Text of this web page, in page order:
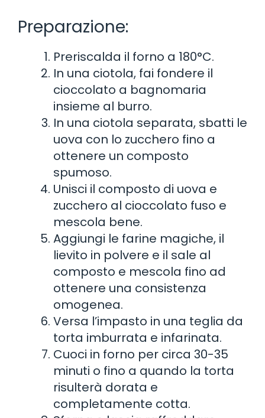
Preparazione:
Preriscalda il forno a 180°C.
In una ciotola, fai fondere il
cioccolato a bagnomaria
insieme al burro.
In una ciotola separata, sbatti le
uova con lo zucchero fino a
ottenere un composto
spumoso.
Unisci il composto di uova e
zucchero al cioccolato fuso e
mescola bene.
Aggiungi le farine magiche, il
lievito in polvere e il sale al
composto e mescola fino ad
ottenere una consistenza
omogenea.
Versa l’impasto in una teglia da
torta imburrata e infarinata.
Cuoci in forno per circa 30-35
minuti o fino a quando la torta
risulterà dorata e
completamente cotta.